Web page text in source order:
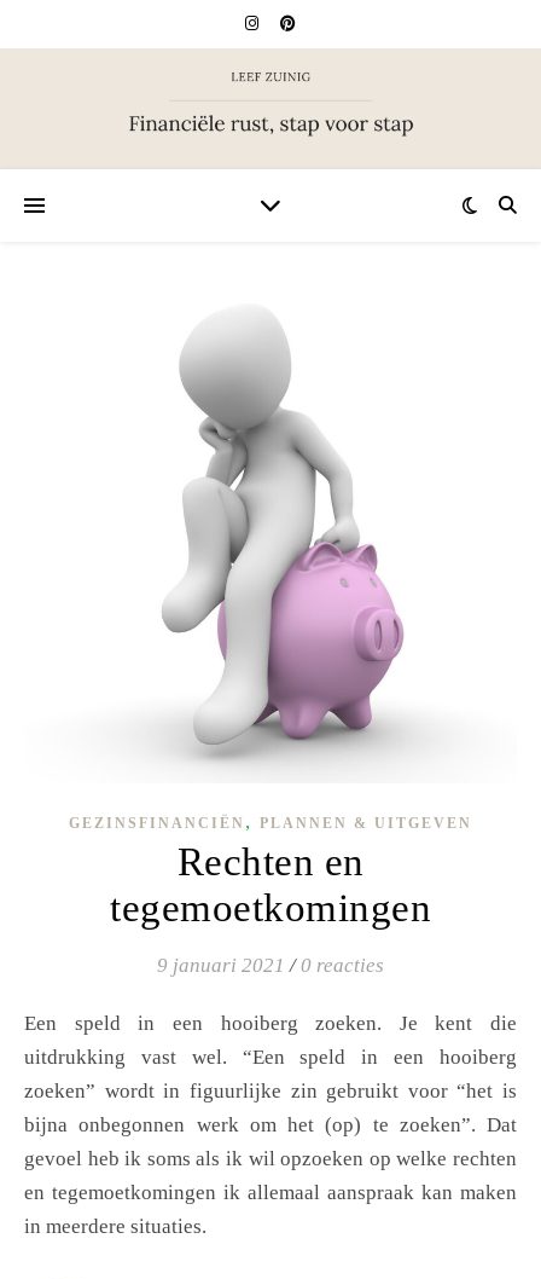
GEZINSFINANCIËN , PLANNEN & UITGEVEN
Rechten en
tegemoetkomingen
9 januari 2021 / 0 reacties
Een speld in een hooiberg zoeken. Je kent die
uitdrukking vast wel. “Een speld in een hooiberg
zoeken” wordt in figuurlijke zin gebruikt voor “het is
bijna onbegonnen werk om het (op) te zoeken”. Dat
gevoel heb ik soms als ik wil opzoeken op welke rechten
en tegemoetkomingen ik allemaal aanspraak kan maken
in meerdere situaties.